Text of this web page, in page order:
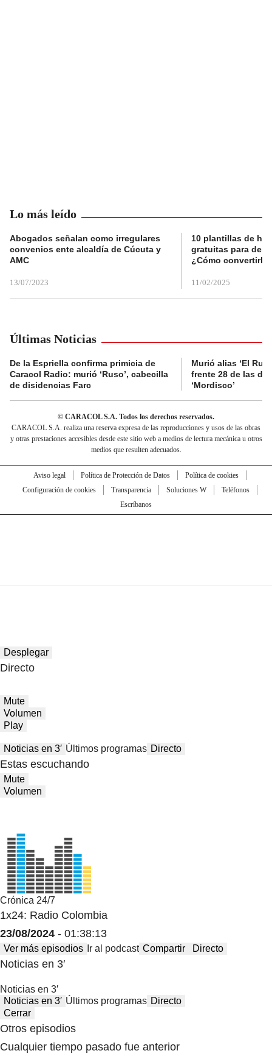
Lo más leído
Abogados señalan como irregulares
convenios ente alcaldía de Cúcuta y
AMC
13/07/2023
10 plantillas de
gratuitas para
¿Cómo convertirla
11/02/2025
Últimas Noticias
De la Espriella confirma primicia de
Caracol Radio: murió ‘Ruso’, cabecilla
de disidencias Farc
Murió alias ‘El
frente 28 de las
‘Mordisco’
© CARACOL S.A. Todos los derechos reservados.
CARACOL S.A. realiza una reserva expresa de las reproducciones y usos de las obras
y otras prestaciones accesibles desde este sitio web a medios de lectura mecánica u otros
medios que resulten adecuados.
Aviso legal Política de Protección de Datos
Política de cookies
Configuración de cookies
Transparencia Soluciones W
Teléfonos
Escríbanos
Desplegar
Directo
Mute
Volumen
Play
Noticias en 3′ Últimos programas Directo
Estas escuchando
Mute
Volumen
Crónica 24/7
1x24: Radio Colombia
23/08/2024 - 01:38:13
Ver más episodios Ir al podcast Compartir Directo
Noticias en 3′
Noticias en 3′
Noticias en 3′ Últimos programas Directo
Cerrar
Otros episodios
Cualquier tiempo pasado fue anterior